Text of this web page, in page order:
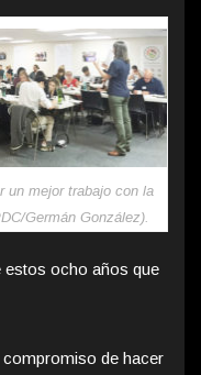
un mejor trabajo con la
Germán González).
estos ocho años que
de hacer